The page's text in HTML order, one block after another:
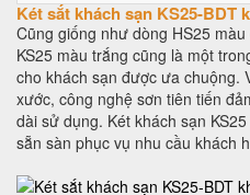
Két sắt khách sạn KS25-BDT
Cũng giống như dòng HS25
KS25 màu trắng cũng là một
cho khách sạn được ưa chuộng.
xước, công nghệ sơn tiên tiến
dài sử dụng. Két khách sạn
sẵn sàn phục vụ nhu cầu khách